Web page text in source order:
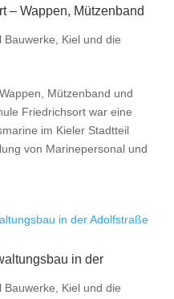
– Wappen, Mützenband
Bauwerke
Kiel und die
Mützenband und
Friedrichsort war eine
im Kieler Stadtteil
von Marinepersonal und
in der
Bauwerke
Kiel und die